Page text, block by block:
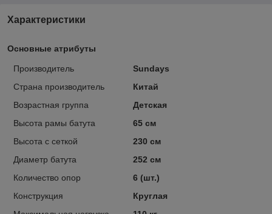
Характеристики
Основные атрибуты
Производитель
Sundays
Страна производитель
Китай
Возрастная группа
Детская
Высота рамы батута
65 см
Высота с сеткой
230 см
Диаметр батута
252 см
Количество опор
6 (шт.)
Конструкция
Круглая